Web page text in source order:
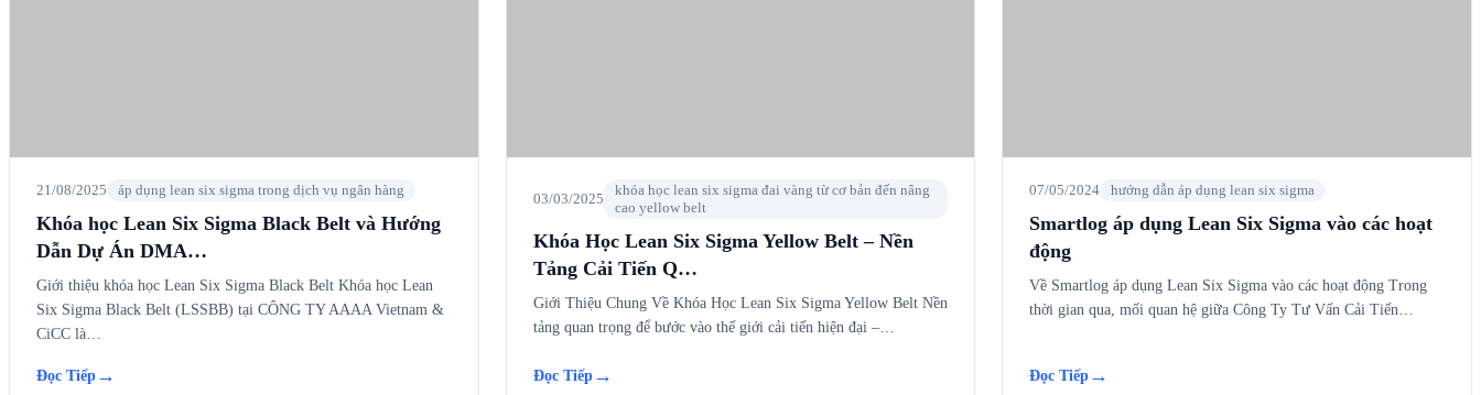
CiCC là…
Đọc Tiếp→ Đọc Tiếp→ Đọc Tiếp→
CiCC LeanSigma